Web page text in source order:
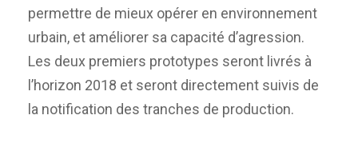
permettre de mieux opérer en environnement
urbain, et améliorer sa capacité d’agression.
Les deux premiers prototypes seront livrés à
l’horizon 2018 et seront directement suivis de
la notification des tranches de production.